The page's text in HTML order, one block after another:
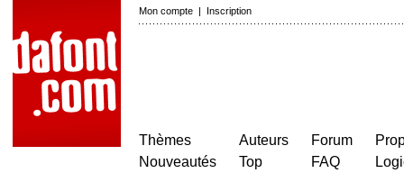
Mon compte | Inscription
Thèmes
Nouveautés
Auteurs
Top
Forum
FAQ